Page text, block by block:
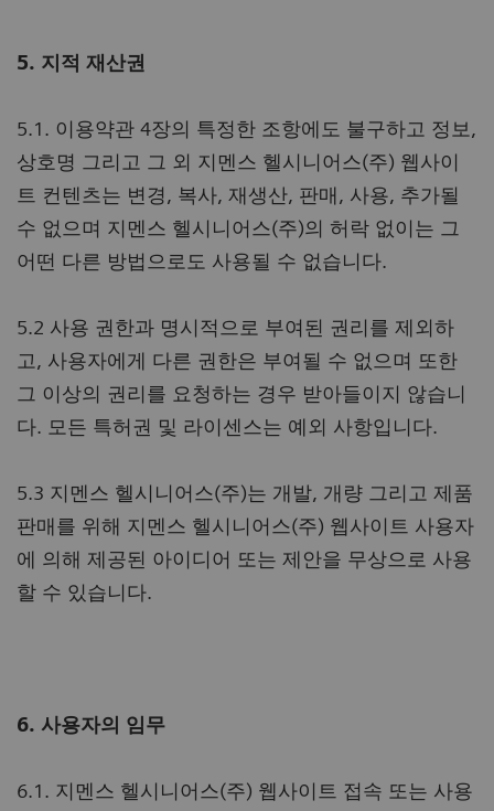
5. 지적 재산권
5.1. 이용약관 4장의 특정한 조항에도 불구하고 정보,
상호명 그리고 그 외 지멘스 헬시니어스(주) 웹사이
트 컨텐츠는 변경, 복사, 재생산, 판매, 사용, 추가될
수 없으며 지멘스 헬시니어스(주)의 허락 없이는 그
어떤 다른 방법으로도 사용될 수 없습니다.
5.2 사용 권한과 명시적으로 부여된 권리를 제외하
고, 사용자에게 다른 권한은 부여될 수 없으며 또한
그 이상의 권리를 요청하는 경우 받아들이지 않습니
다. 모든 특허권 및 라이센스는 예외 사항입니다.
5.3 지멘스 헬시니어스(주)는 개발, 개량 그리고 제품
판매를 위해 지멘스 헬시니어스(주) 웹사이트 사용자
에 의해 제공된 아이디어 또는 제안을 무상으로 사용
할 수 있습니다.
6. 사용자의 임무
6.1. 지멘스 헬시니어스(주) 웹사이트 접속 또는 사용